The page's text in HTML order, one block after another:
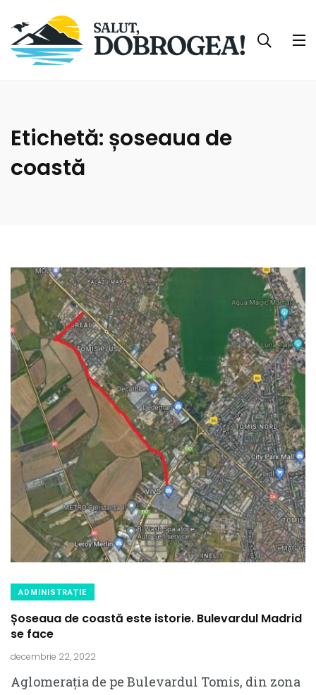
Etichetă: șoseaua de
coastă
ADMINISTRAȚIE
Șoseaua de coastă este istorie. Bulevardul Madrid
se face
decembrie 22, 2022
Aglomerația de pe Bulevardul Tomis, din zona